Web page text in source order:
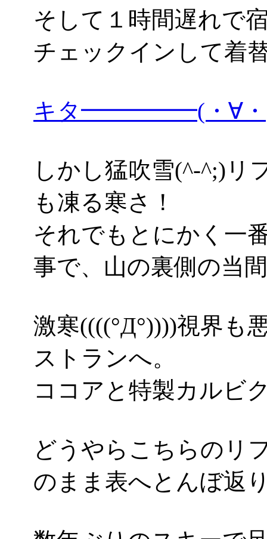
そして１時間遅れで
チェックインして着
キタ━━━━━(・∀
しかし猛吹雪(^-^;)リ
も凍る寒さ！
それでもとにかく一
事で、山の裏側の当
激寒((((°Д°))))視界も
ストランへ。
ココアと特製カルビ
どうやらこちらのリ
のまま表へとんぼ返